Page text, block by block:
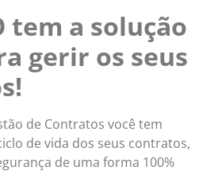
tem a solução
gerir os seus
de Contratos você tem
de vida dos seus contratos,
de uma forma 100%